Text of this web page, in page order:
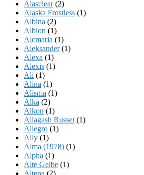
Alasclear(2)
Alaska Frostless (1)
Albina (2)
Albion (1)
Alcmaria (1)
Aleksander(1)
Alexa (1)
Alexis (1)
Ali (1)
Alina (1)
Alisma (1)
Alka (2)
Alkon (1)
Allagash Russet (1)
Allegro (1)
Ally (1)
Alma (1978) (1)
Alpha (1)
Alte Gelbe (1)
Altena (2)